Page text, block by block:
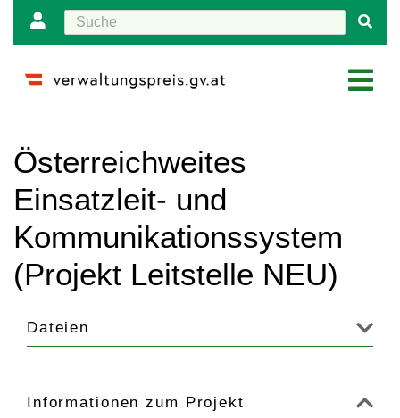
Österreichweites
Einsatzleit- und
Kommunikationssystem
(Projekt Leitstelle NEU)
Dateien
Informationen zum Projekt